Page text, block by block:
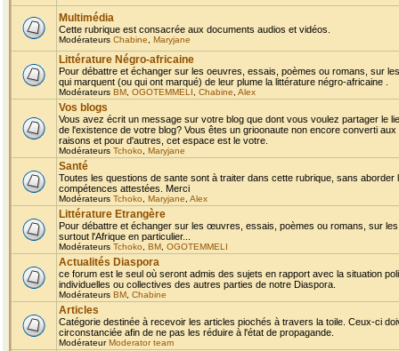
Multimédia
Cette rubrique est consacrée aux documents audios et vidéos.
Modérateurs Chabine Maryjane
Littérature Négro-africaine
Pour débattre et échanger sur les oeuvres, essais, poèmes ou romans, sur
qui marquent (ou qui ont marqué) de leur plume la littérature négro-africaine .
Modérateurs BM OGOTEMMELI Chabine Alex
Vos blogs
Vous avez écrit un message sur votre blog que dont vous voulez partager le
de l'existence de votre blog? Vous êtes un grioonaute non encore converti
raisons et pour d'autres, cet espace est le votre.
Modérateurs Tchoko Maryjane
Santé
Toutes les questions de sante sont à traiter dans cette rubrique, sans
compétences attestées. Merci
Modérateurs Tchoko Maryjane Alex
Littérature Etrangère
Pour débattre et échanger sur les œuvres, essais, poèmes ou romans, sur
surtout l'Afrique en particulier...
Modérateurs Tchoko BM OGOTEMMELI
Actualités Diaspora
ce forum est le seul où seront admis des sujets en rapport avec la situation
individuelles ou collectives des autres parties de notre Diaspora.
Modérateurs BM Chabine
Articles
Catégorie destinée à recevoir les articles piochés à travers la toile. Ceux-ci
circonstanciée afin de ne pas les réduire à l'état de propagande.
ModérateurModerator team